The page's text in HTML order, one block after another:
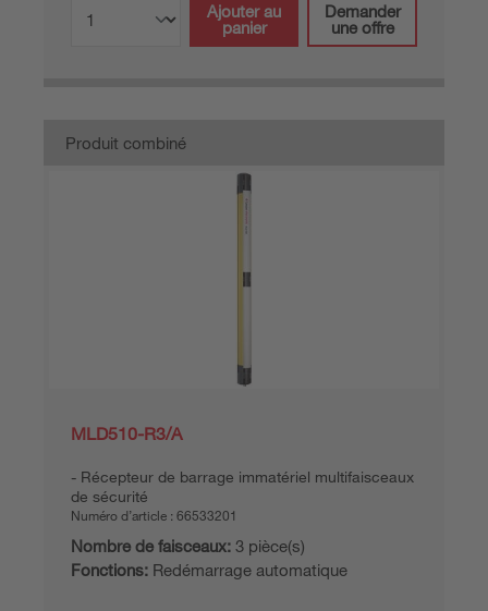
Ajouter au
panier
Demander
une offre
Produit combiné
MLD510-R3/A
Récepteur de barrage immatériel multifaisceaux
de sécurité
Numéro d’article : 66533201
Nombre de faisceaux: 3 pièce(s)
Fonctions: Redémarrage automatique